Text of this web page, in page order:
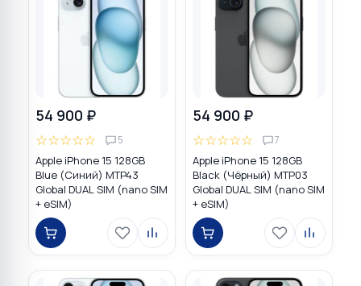
54 900 ₽
☆☆☆☆☆ 5
Apple iPhone 15 128GB
Blue (Синий) MTP43
Global DUAL SIM (nano SIM
+ eSIM)
54 900 ₽
☆☆☆☆☆ 7
Apple iPhone 15 128GB
Black (Чёрный) MTP03
Global DUAL SIM (nano SIM
+ eSIM)